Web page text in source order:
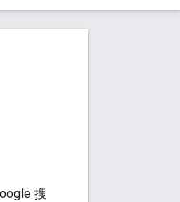
搜